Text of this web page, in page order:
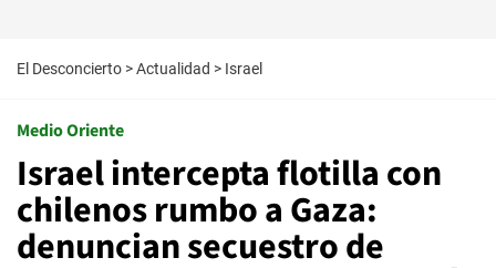
El Desconcierto >Actualidad > Israel
Medio Oriente
Israel intercepta flotilla con
chilenos rumbo a Gaza:
denuncian secuestro de